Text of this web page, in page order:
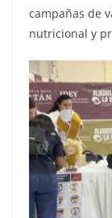
campañas de
nutricional y